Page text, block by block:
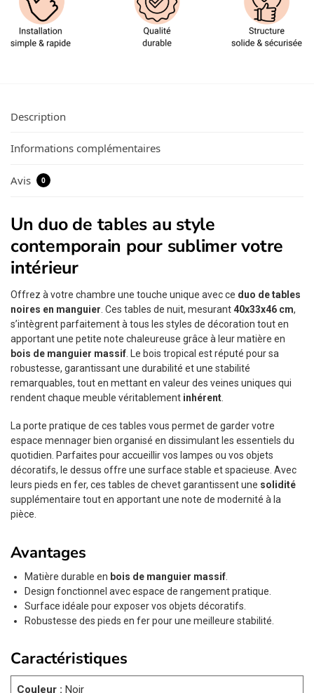
Description
Informations complémentaires
Avis 0
Un duo de tables au style
contemporain pour sublimer votre
intérieur
Offrez à votre chambre une touche unique avec ce duo de tables
noires en manguier . Ces tables de nuit, mesurant40x33x46 cm,
s’intègrent parfaitement à tous les styles de décoration tout en
apportant une petite note chaleureuse grâce à leur matière en
bois de manguier massif . Le bois tropical est réputé pour sa
robustesse, garantissant une durabilité et une stabilité
remarquables, tout en mettant en valeur des veines uniques qui
rendent chaque meuble véritablement inhérent
La porte pratique de ces tables vous permet de garder votre
espace mennager bien organisé en dissimulant les essentiels du
quotidien. Parfaites pour accueillir vos lampes ou vos objets
décoratifs, le dessus offre une surface stable et spacieuse. Avec
leurs pieds en fer, ces tables de chevet garantissent une solidité
supplémentaire tout en apportant une note de modernité à la
pièce.
Avantages
Matière durable en bois de manguier massif
Design fonctionnel avec espace de rangement pratique.
Surface idéale pour exposer vos objets décoratifs.
Robustesse des pieds en fer pour une meilleure stabilité.
Caractéristiques
Couleur : Noir